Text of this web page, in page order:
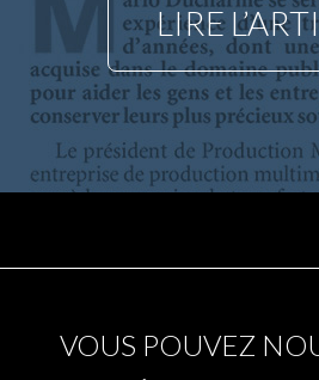
LIRE
VOUS POUVEZ